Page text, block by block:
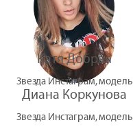
Диана Коркунова
Звезда Инстаграм, модель
Катя Добрая
Звезда Инстаграм, модель